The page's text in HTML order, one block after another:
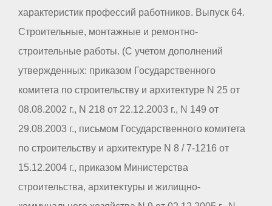
характеристик профессий работников. Выпуск 64.
Строительные, монтажные и ремонтно-
строительные работы. (С учетом дополнений
утвержденных: приказом Государственного
комитета по строительству и архитектуре N 25 от
08.08.2002 г., N 218 от 22.12.2003 г., N 149 от
29.08.2003 г., письмом Государственного комитета
по строительству и архитектуре N 8 / 7-1216 от
15.12.2004 г., приказом Министерства
строительства, архитектуры и жилищно-